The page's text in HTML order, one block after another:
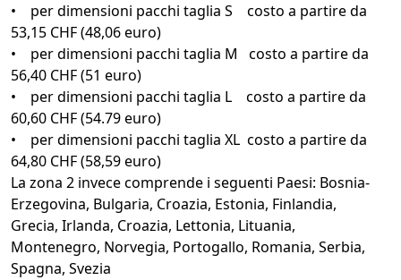
• per dimensioni pacchi taglia S costo a partire da
53,15 CHF (48,06 euro)
• per dimensioni pacchi taglia M costo a partire da
56,40 CHF (51 euro)
• per dimensioni pacchi taglia L costo a partire da
60,60 CHF (54.79 euro)
• per dimensioni pacchi taglia XL costo a partire da
64,80 CHF (58,59 euro)
La zona 2 invece comprende i seguenti Paesi: Bosnia-
Erzegovina, Bulgaria, Croazia, Estonia, Finlandia,
Grecia, Irlanda, Croazia, Lettonia, Lituania,
Montenegro, Norvegia, Portogallo, Romania, Serbia,
Spagna, Svezia